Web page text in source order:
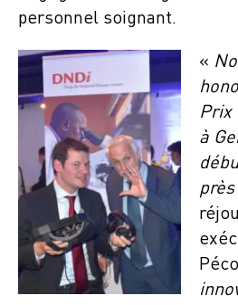
personnel soignant.
«
Prix
à
près